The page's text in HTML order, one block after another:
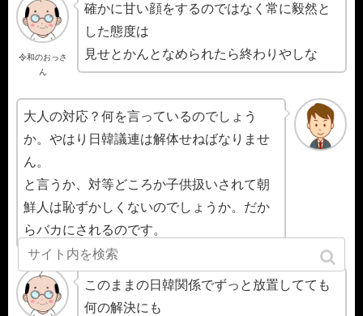
令和のおっさ
ん
確かに甘い顔をするのではなく常に毅然と
した態度は
見せとかんとなめられたら終わりやしな
大人の対応？何を言っているのでしょう
か。やはり日韓議連は解体せねばなりませ
ん。
と言うか、対等どころか子供扱いされて朝
鮮人は恥ずかしくないのでしょうか。だか
らバカにされるのです。
このままの日韓関係でずっと放置してても
何の解決にも